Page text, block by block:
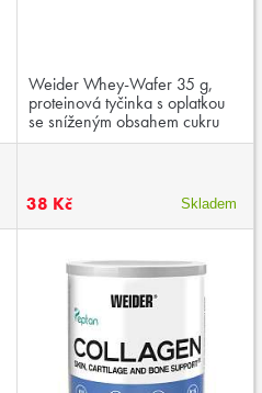
Weider Whey-Wafer 35 g,
proteinová tyčinka s oplatkou
se sníženým obsahem cukru
38 Kč Skladem